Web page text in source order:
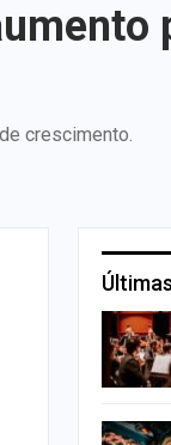
crescimento.
Últimas